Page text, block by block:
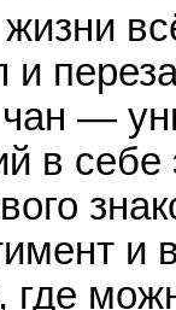
и
чан —
в
и
где